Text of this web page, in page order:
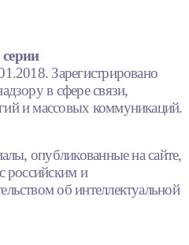
Зарегистрировано
в сфере связи,
и массовых коммуникаций.
опубликованные на сайте,
российским и
об интеллектуальной